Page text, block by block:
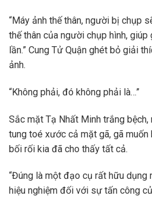
“Máy ảnh thế thân, người bị chụp
thế thân của người chụp hình,
lần.” Cung Tử Quận ghét bỏ giải
ảnh.
“Không phải, đó không phải là…”
Sắc mặt Tạ Nhất Minh trắng bệch,
tung toé xước cả mặt gã, gã muốn
bối rối kia đã cho thấy tất cả.
“Đúng là một đạo cụ rất hữu dụng
hiệu nghiệm đối với sự tấn công